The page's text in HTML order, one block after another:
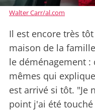
Walter Carr/al.com
Il est encore très
maison de la
le déménagement :
mêmes qui
est arrivé si tôt. "Je
point j'ai été